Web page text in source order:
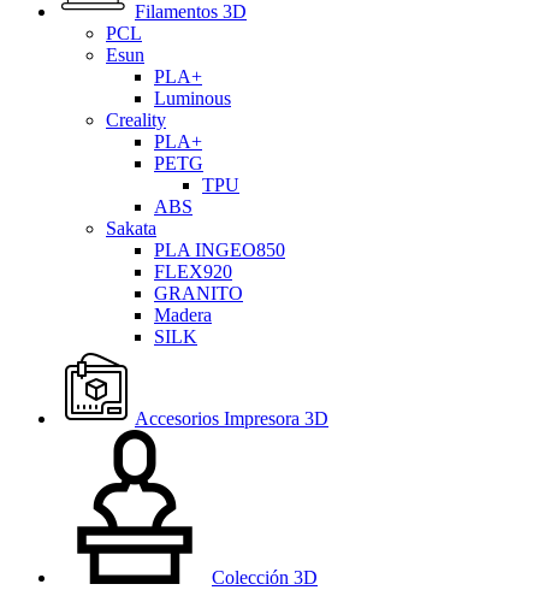
Filamentos 3D
PCL
Esun
PLA+
Luminous
Creality
PLA+
PETG
TPU
ABS
Sakata
PLA INGEO850
FLEX920
GRANITO
Madera
SILK
Accesorios Impresora 3D
Colección 3D